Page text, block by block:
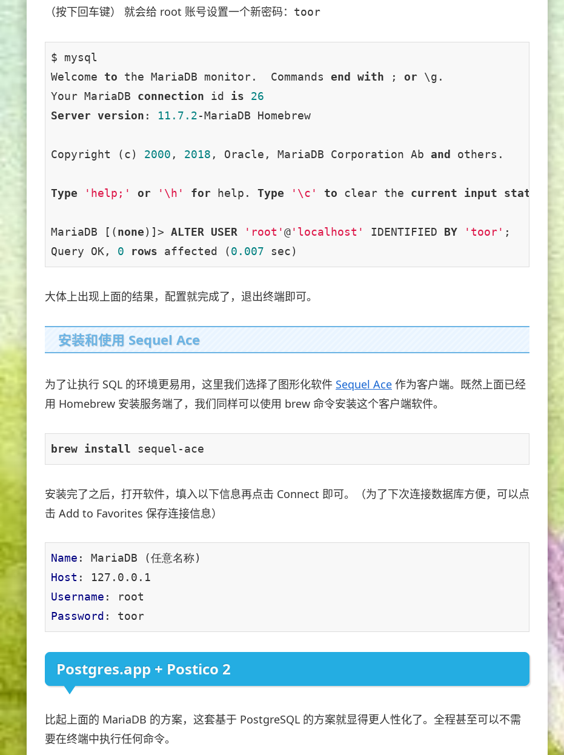
（按下回车键） 就会给 root 账号设置一个新密码： toor
$ mysql
Welcome to the MariaDB monitor.  Commands end with ; or \g.
Your MariaDB connection id is
26
Server version : 11.7 .2-MariaDB Homebrew
Copyright (c) 2000 , 2018 , Oracle, MariaDB Corporation Ab and others.
Type 'help;' or '\h' for help. Type '\c' to clear the current input statement
MariaDB [(none)]> ALTER USER 'root'@'localhost' IDENTIFIED BY 'toor' ;
Query OK, 0 rows affected (0.007 sec)
大体上出现上面的结果，配置就完成了，退出终端即可。
安装和使用 Sequel Ace
为了让执行 SQL 的环境更易用，这里我们选择了图形化软件 Sequel Ace 作为客户端。既然上面已经
用 Homebrew 安装服务端了，我们同样可以使用 brew 命令安装这个客户端软件。
brew install sequel-ace
安装完了之后，打开软件，填入以下信息再点击 Connect 即可。（为了下次连接数据库方便，可以点
击 Add to Favorites 保存连接信息）
Name
Host
Username
Password : toor
Postgres.app + Postico 2
比起上面的 MariaDB 的方案，这套基于 PostgreSQL 的方案就显得更人性化了。全程甚至可以不需
要在终端中执行任何命令。